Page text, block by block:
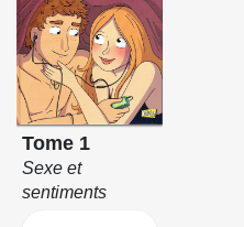
Tome 1
Sexe et
sentiments